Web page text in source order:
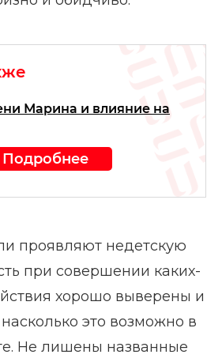
Марина и влияние на
Подробнее
проявляют недетскую
при совершении каких-
хорошо выверены и
это возможно в
Не лишены названные